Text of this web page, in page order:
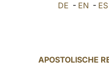
DE - EN - ES
APOSTOLISCHE